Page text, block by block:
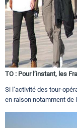
TO : Pour l’instant, les
Si l’activité des tour-
en raison notamment de